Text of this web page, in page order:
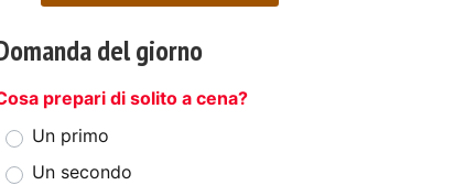
del giorno
prepari di solito a cena?
Un primo
Un secondo